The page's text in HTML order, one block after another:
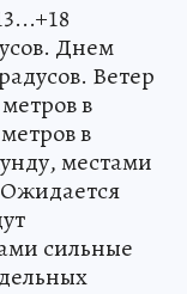
Днем
Ветер
в
в
местами
Ожидается
сильные